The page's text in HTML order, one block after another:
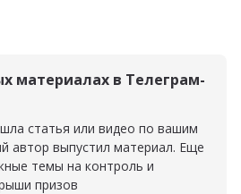
материалах в Телеграм-
статья или видео по вашим
автор выпустил материал. Еще
темы на контроль и
призов